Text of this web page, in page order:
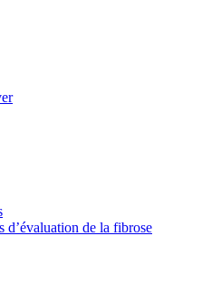
d’évaluation de la fibrose